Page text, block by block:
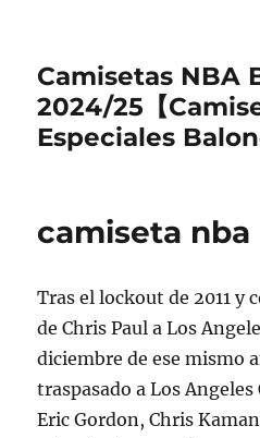
Camisetas NBA
2024/25【
Especiales
camiseta nba
Tras el lockout de 2011 y
de Chris Paul a Los
diciembre de ese mismo
traspasado a Los
Eric Gordon, Chris